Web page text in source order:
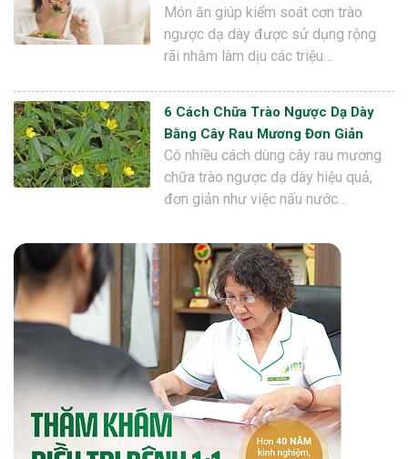
Món ăn giúp kiểm soát cơn trào
ngược dạ dày được sử dụng rộng
rãi nhằm làm dịu các triệu…
6 Cách Chữa Trào Ngược Dạ Dày
Bằng Cây Rau Mương Đơn Giản
Có nhiều cách dùng cây rau mương
chữa trào ngược dạ dày hiệu quả,
đơn giản như việc nấu nước…